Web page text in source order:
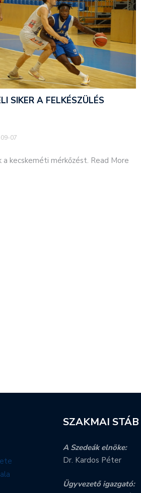
SIKER A FELKÉSZÜLÉS
07
a kecskeméti mérkőzést. Read More
SZAKMAI STÁB
A Szedeák elnöke:
Dr. Kardos Péter
Ügyvezető igazgató: